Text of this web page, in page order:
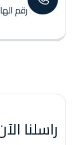
رقم الهاتف:
راسلنا